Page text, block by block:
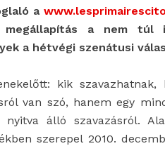
a
megállapítás a nem túl
a hétvégi szenátusi
kik
van szó, hanem egy
álló szavazásról.
szerepel 2010.